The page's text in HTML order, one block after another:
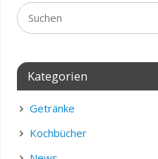
Kategorien
Getränke
Kochbücher